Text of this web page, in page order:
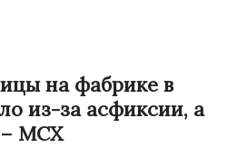
на фабрике в
из-за асфиксии, а
– МСХ